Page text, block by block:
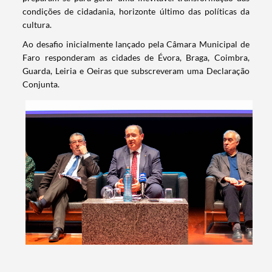
condições de cidadania, horizonte último das políticas da
cultura.
Ao desafio inicialmente lançado pela Câmara Municipal de
Faro responderam as cidades de Évora, Braga, Coimbra,
Guarda, Leiria e Oeiras que subscreveram uma Declaração
Conjunta.